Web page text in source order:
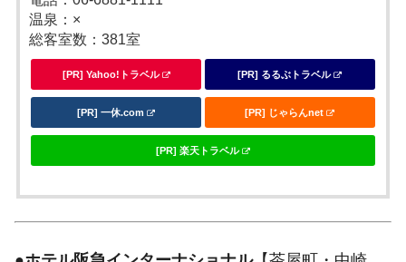
温泉：×
総客室数：381室
[PR] Yahoo!トラベル [PR] るるぶトラベル
[PR] 一休.com [PR] じゃらんnet
[PR] 楽天トラベル